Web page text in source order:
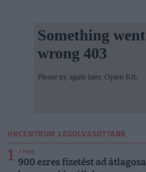
HRCENTRUM LEGOLVASOTTABB
1 1 hete
900 ezres fizetést ad